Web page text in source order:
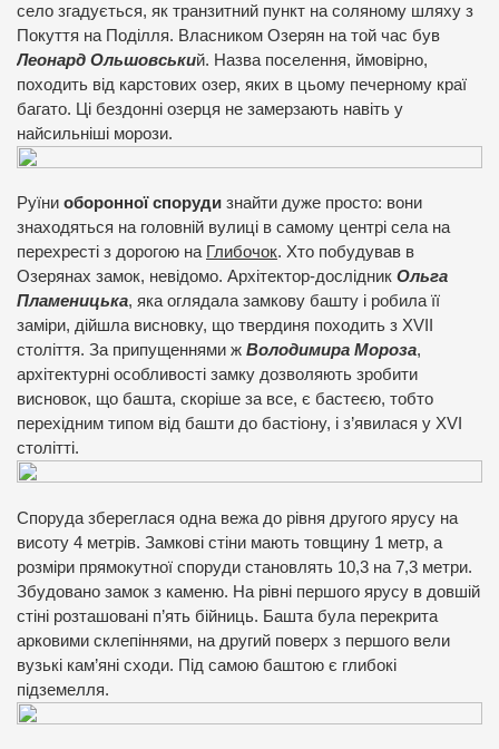
село згадується, як транзитний пункт на соляному шляху з
Покуття на Поділля. Власником Озерян на той час був
Леонард Ольшовський. Назва поселення, ймовірно,
походить від карстових озер, яких в цьому печерному краї
багато. Ці бездонні озерця не замерзають навіть у
найсильніші морози.
Руїни оборонної споруди знайти дуже просто: вони
знаходяться на головній вулиці в самому центрі села на
перехресті з дорогою на Глибочок. Хто побудував в
Озерянах замок, невідомо. Архітектор-дослідник Ольга
Пламеницька, яка оглядала замкову башту і робила її
заміри, дійшла висновку, що твердиня походить з XVII
століття. За припущеннями ж Володимира Мороза,
архітектурні особливості замку дозволяють зробити
висновок, що башта, скоріше за все, є бастеєю, тобто
перехідним типом від башти до бастіону, і з’явилася у XVI
столітті.
Споруда збереглася одна вежа до рівня другого ярусу на
висоту 4 метрів. Замкові стіни мають товщину 1 метр, а
розміри прямокутної споруди становлять 10,3 на 7,3 метри.
Збудовано замок з каменю. На рівні першого ярусу в довшій
стіні розташовані п’ять бійниць. Башта була перекрита
арковими склепіннями, на другий поверх з першого вели
вузькі кам’яні сходи. Під самою баштою є глибокі
підземелля.